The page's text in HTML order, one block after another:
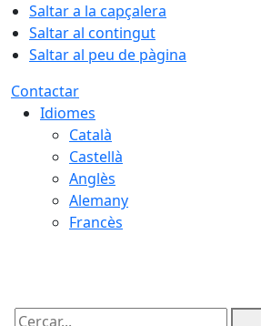
Saltar a la capçalera
Saltar al contingut
Saltar al peu de pàgina
Contactar
Idiomes
Català
Castellà
Anglès
Alemany
Francès